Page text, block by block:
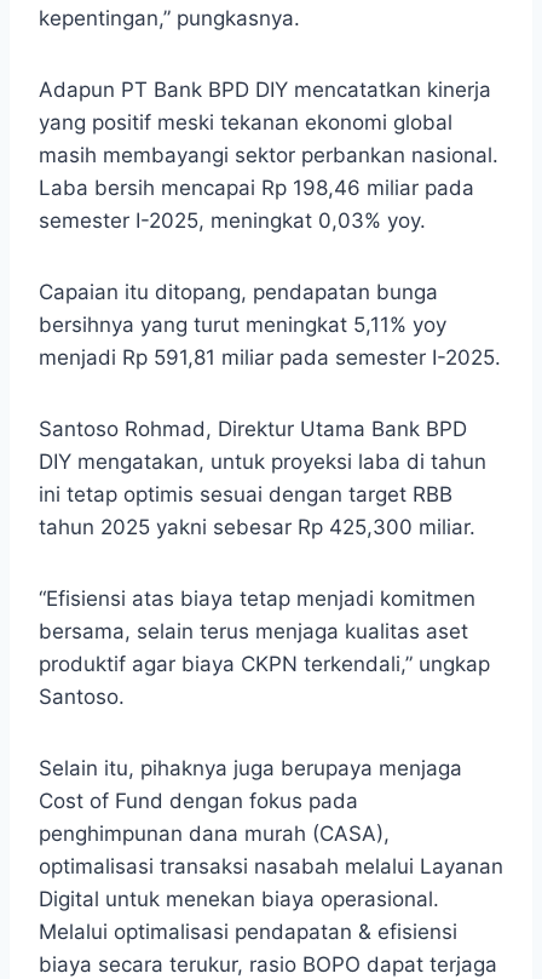
kepentingan,” pungkasnya.
Adapun PT Bank BPD DIY mencatatkan kinerja
yang positif meski tekanan ekonomi global
masih membayangi sektor perbankan nasional.
Laba bersih mencapai Rp 198,46 miliar pada
semester I-2025, meningkat 0,03% yoy.
Capaian itu ditopang, pendapatan bunga
bersihnya yang turut meningkat 5,11% yoy
menjadi Rp 591,81 miliar pada semester I-2025.
Santoso Rohmad, Direktur Utama Bank BPD
DIY mengatakan, untuk proyeksi laba di tahun
ini tetap optimis sesuai dengan target RBB
tahun 2025 yakni sebesar Rp 425,300 miliar.
“Efisiensi atas biaya tetap menjadi komitmen
bersama, selain terus menjaga kualitas aset
produktif agar biaya CKPN terkendali,” ungkap
Santoso.
Selain itu, pihaknya juga berupaya menjaga
Cost of Fund dengan fokus pada
penghimpunan dana murah (CASA),
optimalisasi transaksi nasabah melalui Layanan
Digital untuk menekan biaya operasional.
Melalui optimalisasi pendapatan & efisiensi
biaya secara terukur, rasio BOPO dapat terjaga